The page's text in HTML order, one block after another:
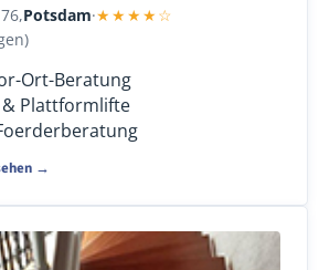
Potsdam·★★★★☆
Ort-Beratung
& Plattformlifte
→